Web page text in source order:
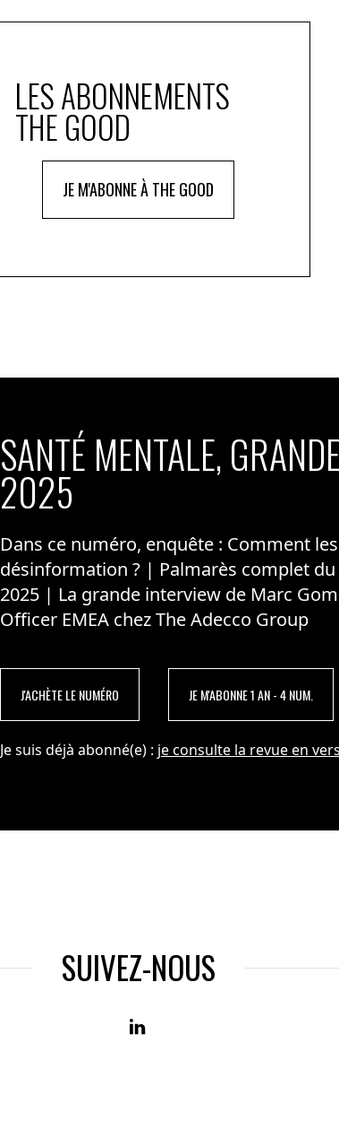
LES ABONNEMENTS
THE GOOD
JE M'ABONNE À THE GOOD
SANTÉ MENTALE,
2025
Dans ce numéro, enquête : Comment
désinformation ? | Palmarès complet
2025 | La grande interview de Marc
Officer EMEA chez The Adecco Group
J'ACHÈTE LE NUMÉRO JE M'ABONNE 1 AN - 4 NUM.
Je suis déjà abonné(e) : je consulte la revue en
SUIVEZ-NOUS